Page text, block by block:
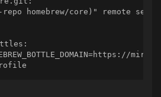
homebrew/core)" remote